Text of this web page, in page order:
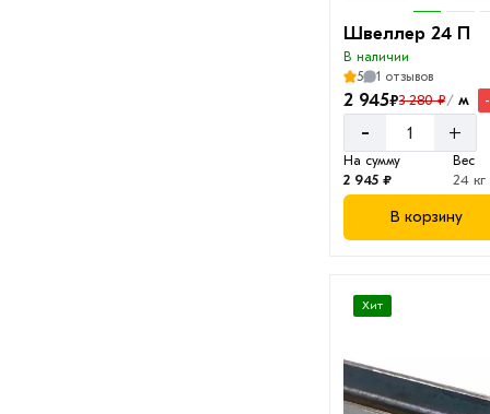
Швеллер 24 П
В наличии
5
1 отзывов
2 945₽3 280 ₽/м
- +
На сумму
2 945 ₽
Вес
24 кг
В корзину
Хит